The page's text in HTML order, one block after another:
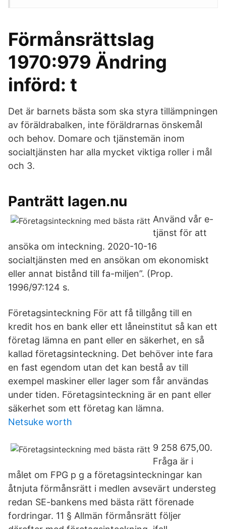
Förmånsrättslag
1970:979 Ändring
införd: t
Det är barnets bästa som ska styra tillämpningen
av föräldrabalken, inte föräldrarnas önskemål
och behov. Domare och tjänstemän inom
socialtjänsten har alla mycket viktiga roller i mål
och 3.
Panträtt lagen.nu
Använd vår e-
tjänst för att
ansöka om inteckning. 2020-10-16
socialtjänsten med en ansökan om ekonomiskt
eller annat bistånd till fa-miljen”. (Prop.
1996/97:124 s.
Företagsinteckning För att få tillgång till en
kredit hos en bank eller ett låneinstitut så kan ett
företag lämna en pant eller en säkerhet, en så
kallad företagsinteckning. Det behöver inte fara
en fast egendom utan det kan bestå av till
exempel maskiner eller lager som får användas
under tiden. Företagsinteckning är en pant eller
säkerhet som ett företag kan lämna.
Netsuke worth
9 258 675,00.
Fråga är i
målet om FPG p g a företagsinteckningar kan
åtnjuta förmånsrätt i medlen avsevärt understeg
redan SE-bankens med bästa rätt förenade
fordringar. 11 § Allmän förmånsrätt följer